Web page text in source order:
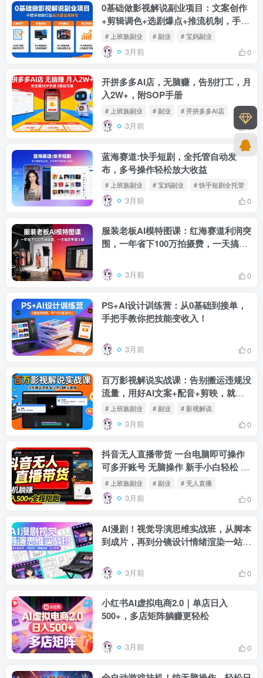
0基础做影视解说副业项目：文案创作
+剪辑调色+选剧爆点+推流机制，手把
手教你打造高流量变现账号
# 上班族副业 # 副业 # 宝妈副业
3月前 0
开拼多多AI店，无脑赚，告别打工，月
入2W+，附SOP手册
# 上班族副业 # 副业 # 开拼多多AI店
3月前
蓝海赛道:快手短剧，全托管自动发
布，多号操作轻松放大收益
# 上班族副业 # 宝妈副业 # 快手短剧全托管
3月前 0
服装老板AI模特图课：红海赛道利润突
围，一年省下100万拍摄费，一天搞定
3月前 0
PS+AI设计训练营：从0基础到接单，
手把手教你把技能变收入！
3月前 0
百万影视解说实战课：告别搬运违规没
流量，用好AI文案+配音+剪映，就能
做上热门的解说视频！！
# 上班族副业 # 副业 # 影视解说
3月前 0
抖音无人直播带货 一台电脑即可操作
可多开账号 无脑操作 新手小白轻松 日
入500+
# 上班族副业 # 副业 # 无人直播
3月前 0
AI漫剧！视觉导演思维实战班，从脚本
到成片，再到分镜设计情绪渲染一站学
3月前 0
小红书AI虚拟电商2.0｜单店日入
500+，多店矩阵躺赚更轻松
3月前 0